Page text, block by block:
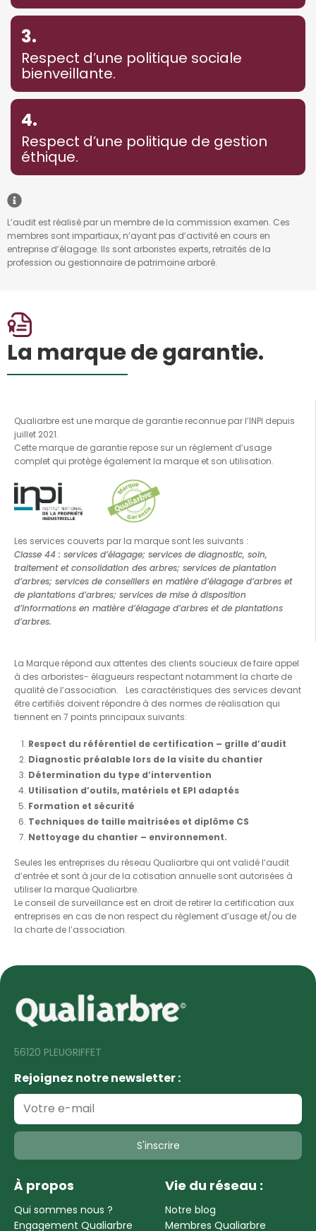
3.
Respect d’une politique sociale
bienveillante.
4.
Respect d’une politique de gestion
éthique.
L’audit est réalisé par un membre de la commission examen. Ces
membres sont impartiaux, n’ayant pas d’activité en cours en
entreprise d’élagage. Ils sont arboristes experts, retraités de la
profession ou gestionnaire de patrimoine arboré.
La marque de garantie.
Qualiarbre est une marque de garantie reconnue par l’INPI depuis
juillet 2021.
Cette marque de garantie repose sur un règlement d’usage
complet qui protège également la marque et son utilisation.
Les services couverts par la marque sont les suivants :
Classe 44 : services d’élagage; services de diagnostic, soin,
traitement et consolidation des arbres; services de plantation
d’arbres; services de conseillers en matière d’élagage d’arbres et
de plantations d’arbres; services de mise à disposition
d’informations en matière d’élagage d’arbres et de plantations
d’arbres.
La Marque répond aux attentes des clients soucieux de faire appel
à des arboristes- élagueurs respectant notamment la charte de
qualité de l’association. Les caractéristiques des services devant
être certifiés doivent répondre à des normes de réalisation qui
tiennent en 7 points principaux suivants:
Respect du référentiel de certification – grille d’audit
Diagnostic préalable lors de la visite du chantier
Détermination du type d’intervention
Utilisation d’outils, matériels et EPI adaptés
Formation et sécurité
Techniques de taille maitrisées et diplôme CS
Nettoyage du chantier – environnement.
Seules les entreprises du réseau Qualiarbre qui ont validé l’audit
d’entrée et sont à jour de la cotisation annuelle sont autorisées à
utiliser la marque Qualiarbre.
Le conseil de surveillance est en droit de retirer la certification aux
entreprises en cas de non respect du règlement d’usage et/ou de
la charte de l’association.
56120 PLEUGRIFFET
Rejoignez notre newsletter :
S'inscrire
À propos
Qui sommes nous ?
Engagement Qualiarbre
Vie du réseau :
Notre blog
Membres Qualiarbre